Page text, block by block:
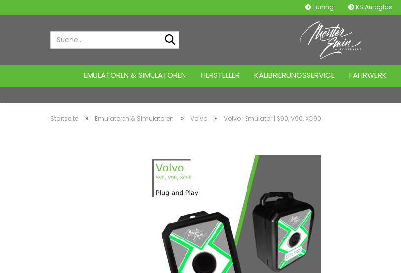
Tuning KS Autoglas
EMULATOREN & SIMULATOREN HERSTELLER KALIBRIERUNGSSERVICE FAHRWERK
Startseite » Emulatoren & Simulatoren » Volvo » Volvo | Emulator | S90, V90, XC90